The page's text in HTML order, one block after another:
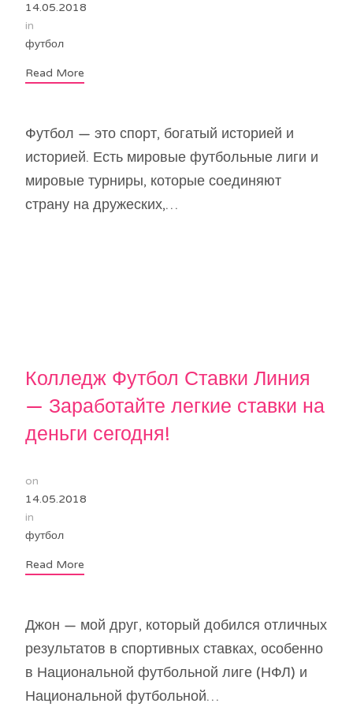
14.05.2018
in
футбол
Read More
Футбол — это спорт, богатый историей и
историей. Есть мировые футбольные лиги и
мировые турниры, которые соединяют
страну на дружеских,…
Колледж Футбол Ставки Линия
— Заработайте легкие ставки на
деньги сегодня!
on
14.05.2018
in
футбол
Read More
Джон — мой друг, который добился отличных
результатов в спортивных ставках, особенно
в Национальной футбольной лиге (НФЛ) и
Национальной футбольной…